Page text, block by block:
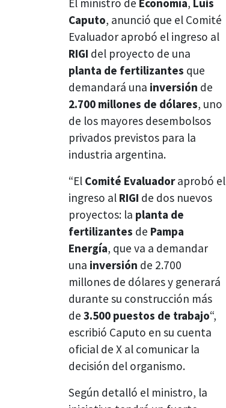
El ministro de Economía, Luis
Caputo, anunció que el Comité
Evaluador aprobó el ingreso al
RIGI del proyecto de una
planta de fertilizantes que
demandará una inversión de
2.700 millones de dólares, uno
de los mayores desembolsos
privados previstos para la
industria argentina.
“El Comité Evaluadoraprobó el
ingreso al RIGI de dos nuevos
proyectos: la planta de
fertilizantes de Pampa
Energía, que va a demandar
una inversión de 2.700
millones de dólares y generará
durante su construcción más
de 3.500 puestos de trabajo“,
escribió Caputo en su cuenta
oficial de X al comunicar la
decisión del organismo.
Según detalló el ministro, la